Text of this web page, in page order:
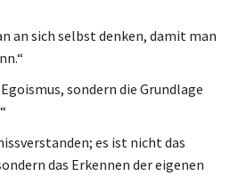
an sich selbst denken, damit man
sondern die Grundlage
es ist nicht das
das Erkennen der eigenen